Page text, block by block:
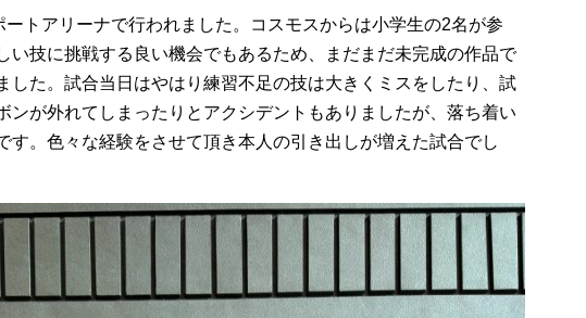
トアリーナで行われました。コスモスからは小学生の2名が参
い技に挑戦する良い機会でもあるため、まだまだ未完成の作品で
した。試合当日はやはり練習不足の技は大きくミスをしたり、試
ンが外れてしまったりとアクシデントもありましたが、落ち着い
す。色々な経験をさせて頂き本人の引き出しが増えた試合でし